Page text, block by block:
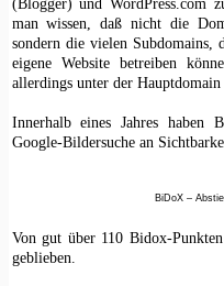
man wissen, daß nicht die
sondern die vielen
eigene Website betreiben
allerdings unter der Hauptdomain
Innerhalb eines Jahres haben
Google-Bildersuche an
BiDoX –
Von gut über 110 Bidox-
geblieben.